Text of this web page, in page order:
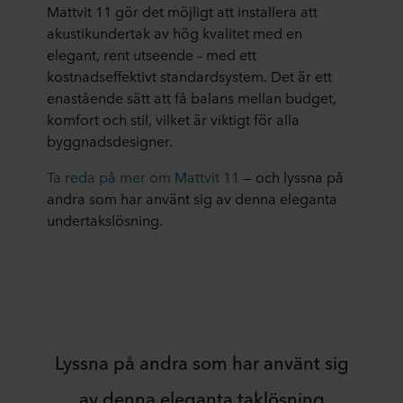
Mattvit 11 gör det möjligt att installera att
akustikundertak av hög kvalitet med en
elegant, rent utseende – med ett
kostnadseffektivt standardsystem. Det är ett
enastående sätt att få balans mellan budget,
komfort och stil, vilket är viktigt för alla
byggnadsdesigner.
Ta reda på mer om Mattvit 11 — och lyssna på
andra som har använt sig av denna eleganta
undertakslösning.
Lyssna på andra som har använt sig
av denna eleganta taklösning